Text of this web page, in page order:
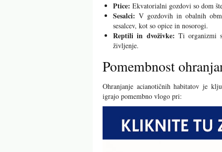
Ptice: Ekvatorialni gozdovi so dom
Sesalci: V gozdovih in obalnih
sesalcev, kot so opice in nosorogi.
Reptili in dvoživke: Ti organizmi
življenje.
Pomembnost
Ohranjanje acianotičnih habitatov je
igrajo pomembno vlogo pri: